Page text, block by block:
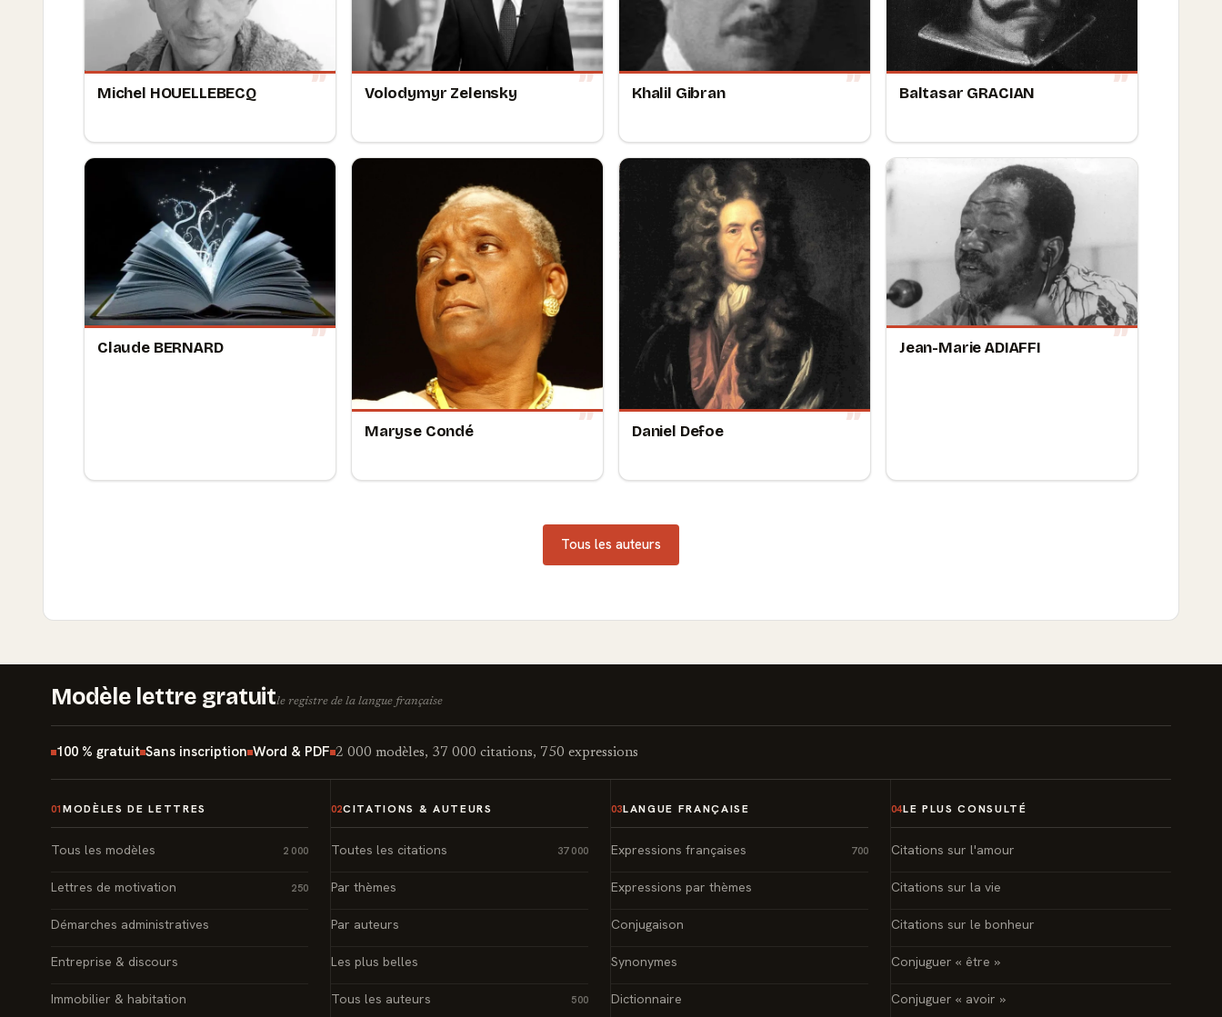
Michel HOUELLEBECQ Volodymyr Zelensky Khalil Gibran Baltasar GRACIAN
Claude BERNARD
Maryse Condé Daniel Defoe
Jean-Marie ADIAFFI
Tous les auteurs
Modèle lettre gratuitle registre de la langue française
100 % gratuit Sans inscription Word & PDF 2 000 modèles, 37 000 citations, 750 expressions
01 MODÈLES DE LETTRES
Tous les modèles 2 000
Lettres de motivation 250
Démarches administratives
Entreprise & discours
Immobilier & habitation
02CITATIONS & AUTEURS
Toutes les citations 37 000
Par thèmes
Par auteurs
Les plus belles
Tous les auteurs 500
03LANGUE FRANÇAISE
Expressions françaises 700
Expressions par thèmes
Conjugaison
Synonymes
Dictionnaire
04LE PLUS CONSULTÉ
Citations sur l'amour
Citations sur la vie
Citations sur le bonheur
Conjuguer « être »
Conjuguer « avoir »